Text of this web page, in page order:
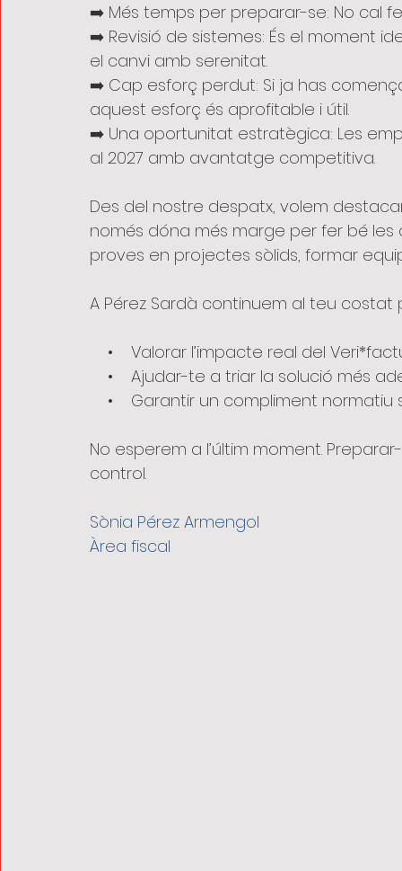
➡️ Més temps per preparar-se: No cal
➡️ Revisió de sistemes: És el moment
el canvi amb serenitat.
➡️ Cap esforç perdut: Si ja has
aquest esforç és aprofitable i útil.
➡️ Una oportunitat estratègica: Les
al 2027 amb avantatge competitiva.
Des del nostre despatx, volem
només dóna més marge per fer bé
proves en projectes sòlids, formar
A Pérez Sardà continuem al teu costat
•    Valorar l’impacte real del
•    Ajudar-te a triar la solució més
•    Garantir un compliment normatiu
No esperem a l’últim moment.
control.
Sònia Pérez Armengol
Àrea fiscal